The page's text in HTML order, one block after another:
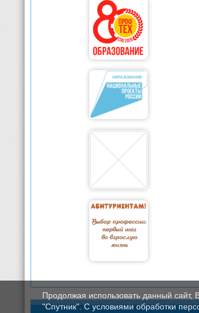
Продолжая использовать данный
"Спутник". С условиями обработки